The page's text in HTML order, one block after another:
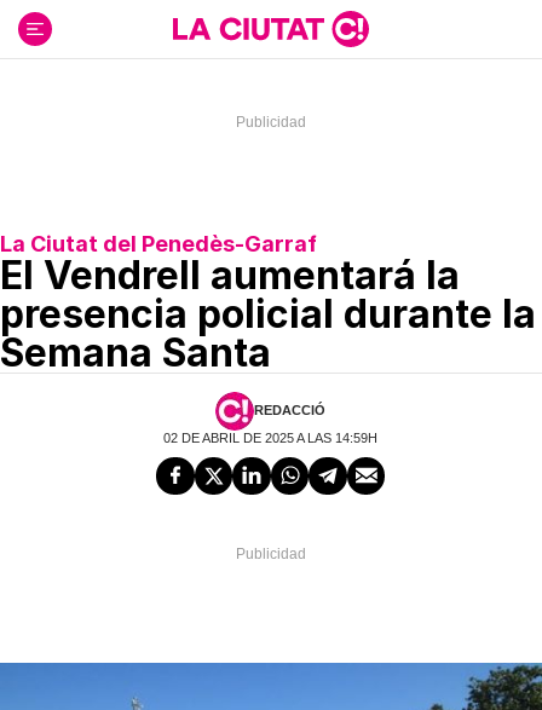
contenido
La Ciutat del Penedès-Garraf
El Vendrell aumentará la
presencia policial durante la
Semana Santa
REDACCIÓ
02 DE ABRIL DE 2025 A LAS 14:59H